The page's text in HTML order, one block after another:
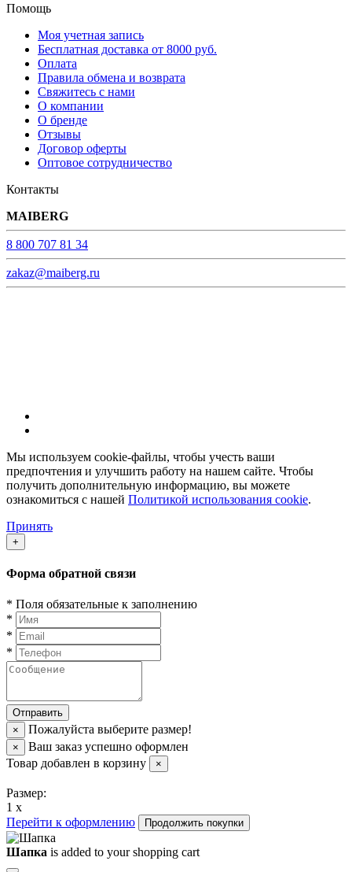
Помощь
Моя учетная запись
Бесплатная доставка от 8000 руб.
Оплата
Правила обмена и возврата
Свяжитесь с нами
О компании
О бренде
Отзывы
Договор оферты
Оптовое сотрудничество
Контакты
MAIBERG
8 800 707 81 34
zakaz@maiberg.ru
Мы используем cookie-файлы, чтобы учесть ваши
предпочтения и улучшить работу на нашем сайте. Чтобы
получить дополнительную информацию, вы можете
ознакомиться с нашей Политикой использования cookie.
Принять
+
Форма обратной связи
* Поля обязательные к заполнению
*
*
*
× Пожалуйста выберите размер!
×
Ваш заказ успешно оформлен
Товар добавлен в корзину
×
Размер:
1 x
Перейти к оформлению
Продолжить покупки
Шапка is added to your shopping cart